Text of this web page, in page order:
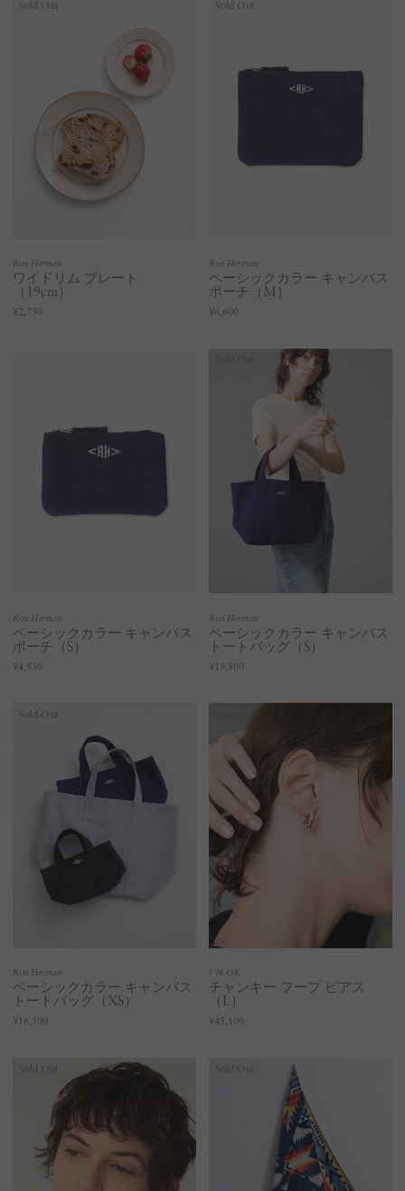
Sold Out
Ron Herman
ワイドリム プレート
（19cm）
¥2,750
Sold Out
Ron Herman
ベーシックカラー キャンバス
ポーチ（M）
¥6,600
Ron Herman
ベーシックカラー キャンバス
ポーチ（S）
¥4,950
Ron Herman
ベーシックカラー キャンバス
トートバッグ（S）
¥19,800
Sold Out
Ron Herman
ベーシックカラー キャンバス
トートバッグ（XS）
¥16,500
I'M OK
チャンキー フープ ピアス
（L）
¥45,100
Sold Out Sold Out